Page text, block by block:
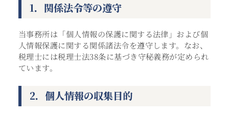
1．関係法令等の遵守
当事務所は「個人情報の保護に関する法律」および個
人情報保護に関する関係諸法令を遵守します。なお、
税理士には税理士法38条に基づき守秘義務が定められ
ています。
2．個人情報の収集目的